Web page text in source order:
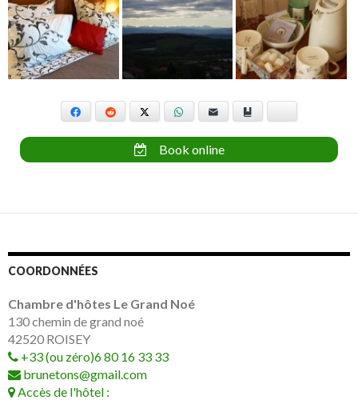
Facebook Reddit WhatsApp E-mail
Book online
COORDONNÉES
Chambre d'hôtes Le Grand Noé
130 chemin de grand noé
42520 ROISEY
+33 (ou zéro)6 80 16 33 33
brunetons@gmail.com
Accès de l'hôtel :